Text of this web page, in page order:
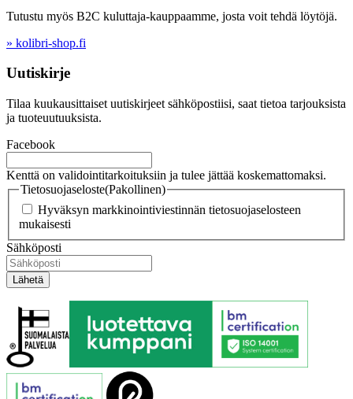
Tutustu myös B2C kuluttaja-kauppaamme, josta voit tehdä löytöjä.
» kolibri-shop.fi
Uutiskirje
Tilaa kuukausittaiset uutiskirjeet sähköpostiisi, saat tietoa tarjouksista
ja tuoteuutuuksista.
Facebook
Kenttä on validointitarkoituksiin ja tulee jättää koskemattomaksi.
Tietosuojaseloste(Pakollinen)
Hyväksyn markkinointiviestinnän tietosuojaselosteen
mukaisesti
Sähköposti